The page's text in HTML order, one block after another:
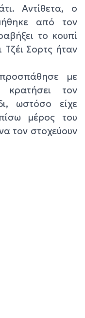
Αντίθετα, ο
από τον
το κουπί
Τζέι Σορτς ήταν
με
τον
ωστόσο είχε
μέρος του
τον στοχεύουν